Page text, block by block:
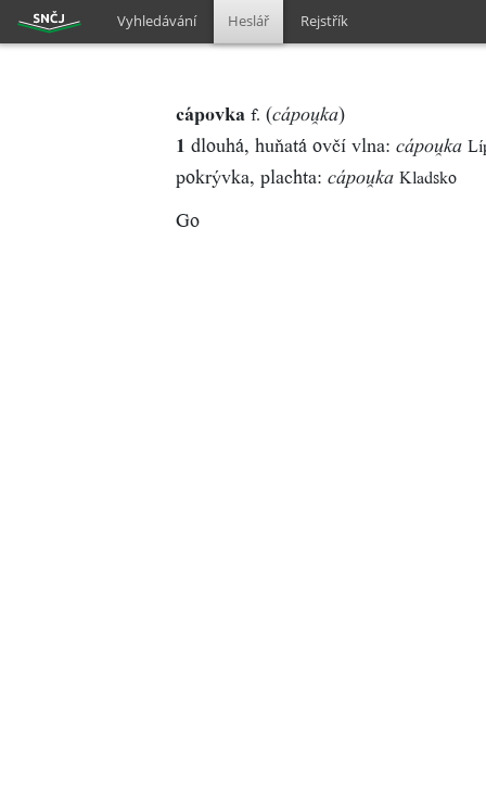
Vyhledávání Heslář Rejstřík
cápovka f. (cápou̯ka)
1 dlouhá, huňatá ovčí vlna: cápou̯ka
pokrývka, plachta: cápou̯ka Kladsko
Go